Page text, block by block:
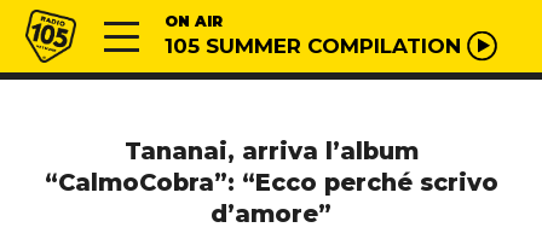
Vai al contenuto
Radio 105 ON AIR
105 SUMMER COMPILATION
Tananai, arriva l’album
“CalmoCobra”: “Ecco perché scrivo
d’amore”